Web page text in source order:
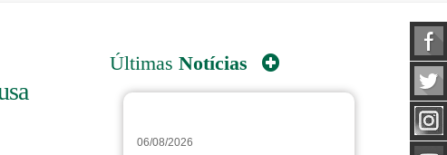
Últimas Notícias
06/08/2026